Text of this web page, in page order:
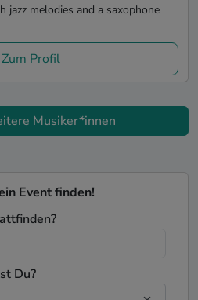
jazz melodies and a saxophone
Zum Profil
Musiker*innen
Event finden!
Du?